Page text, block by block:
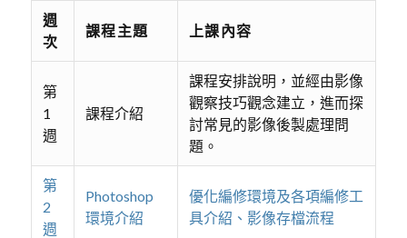
週
次
課程主題 上課內容
第
1
週
課程介紹
課程安排說明，並經由影像
觀察技巧觀念建立，進而探
討常見的影像後製處理問
題。
第
2
週
Photoshop
環境介紹
優化編修環境及各項編修工
具介紹、影像存檔流程